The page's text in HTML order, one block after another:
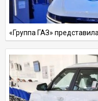
«Группа ГАЗ»